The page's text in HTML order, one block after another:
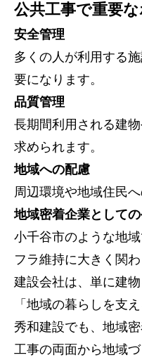
トップページ
建設
住宅
注文住宅
リフォーム
不動産
環境事業
コワーキング
公共工事で重要
安全管理
多くの人が利用する
要になります。
品質管理
長期間利用される建
求められます。
地域への配慮
周辺環境や地域住民
地域密着企業として
小千谷市のような地
フラ維持に大きく関わ
建設会社は、単に建
「地域の暮らしを支
秀和建設でも、地域
工事の両面から地域